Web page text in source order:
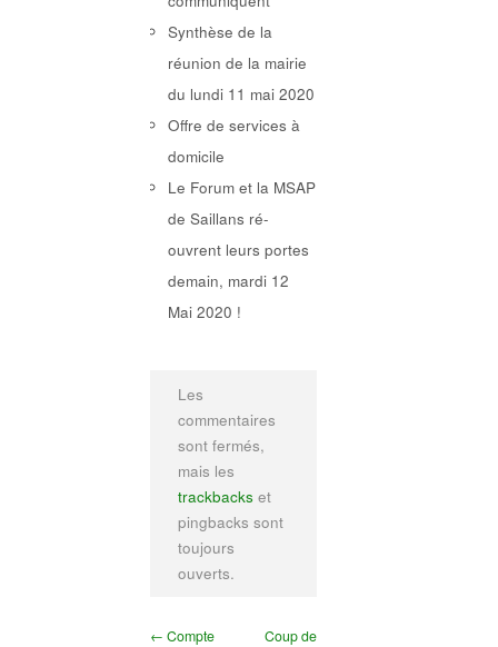
Synthèse de la
réunion de la mairie
du lundi 11 mai 2020
Offre de services à
domicile
Le Forum et la MSAP
de Saillans ré-
ouvrent leurs portes
demain, mardi 12
Mai 2020 !
Les
commentaires
sont fermés,
mais les
trackbacks et
pingbacks sont
toujours
ouverts.
← Compte
Coup de